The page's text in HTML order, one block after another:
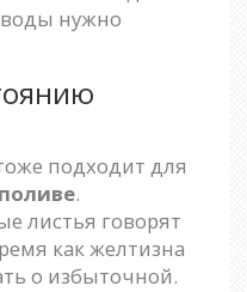
воды нужно
подходит для
.
листья говорят
как желтизна
о избыточной.